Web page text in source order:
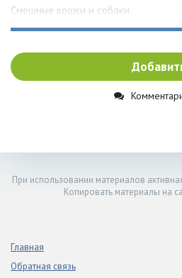
Смешные кошки и собаки
При использовании материалов
Копировать материалы на
Главная
Обратная связь